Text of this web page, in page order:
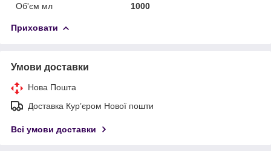
Об'єм мл
1000
Приховати
Умови доставки
Нова Пошта
Доставка Курʼєром Нової пошти
Всі умови доставки